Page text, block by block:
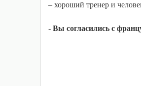
– хороший тренер и
- Вы согласились с